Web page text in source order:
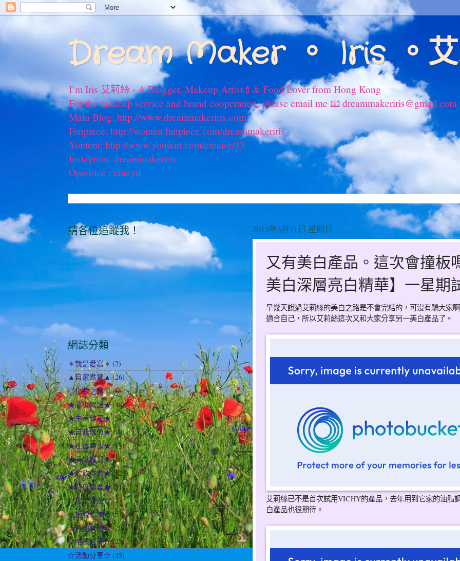
Dream Maker 。 Iris 。
I’m Iris 艾莉絲 - A Blogger, Makeup Artist💄& Food Lover from Hong Kong
For the makeup service and brand cooperation, please email me 📧 dreammakeriris@gmail.com
Main Blog: http://www.dreammakeriris.com
Fanpiece: http://women.fanpiece.com/dreammakeriris
Yontent: http://www.yontent.com/creator/33
Instagram: dreammakeriris
Openrice : crazyii
2012年3月11日 星期日
又有美白產品。這次會撞
美白深層亮白精華】一星期
早幾天說過艾莉絲的美白之路是不會完結的，可沒有騙大家
適合自己，所以艾莉絲這次又和大家分享另一美白產品了。
艾莉絲已不是首次試用VICHY的產品，去年用到它家的油脂
白產品也很期待。
請各位追蹤我！
網誌分類
＊就是愛寫＊ (2)
▲自家煮意▲(26)
◎化妝之路◎(8)
★心事絮語★(48)
★生活雜記★(54)
★自我增值★(19)
★社會時事★(13)
★美髮護髮★(16)
★飲飲食食★(123)
★遊玩耍樂★(51)
☆出走外遊☆(2)
☆扮靚化妝☆(57)
☆其他試用☆(70)
☆哈囉吉蒂☆(25)
☆活動分享☆ (35)